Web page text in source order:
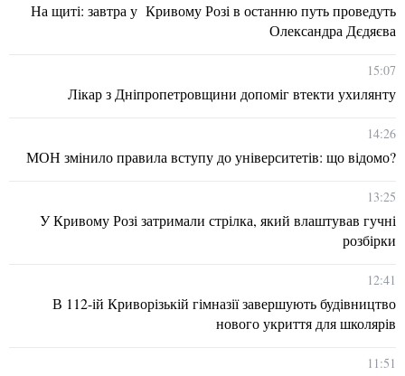
На щиті: завтра у Кривому Розі в останню путь проведуть
Олександра Дєдяєва
15:07
Лікар з Дніпропетровщини допоміг втекти ухилянту
14:26
МОН змінило правила вступу до університетів: що відомо?
13:25
У Кривому Розі затримали стрілка, який влаштував гучні
розбірки
12:41
В 112-ій Криворізькій гімназії завершують будівництво
нового укриття для школярів
11:51